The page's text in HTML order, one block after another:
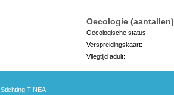
Oecologie (aantallen)
Oecologische status:
Verspreidingskaart:
Vliegtijd adult:
Stichting TINEA